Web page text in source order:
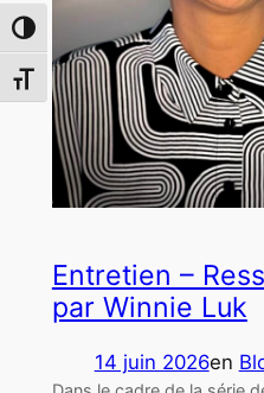
Passer en contraste élevé
Changer la taille de la police
Entretien –
par Winnie Luk
14 juin 2026en